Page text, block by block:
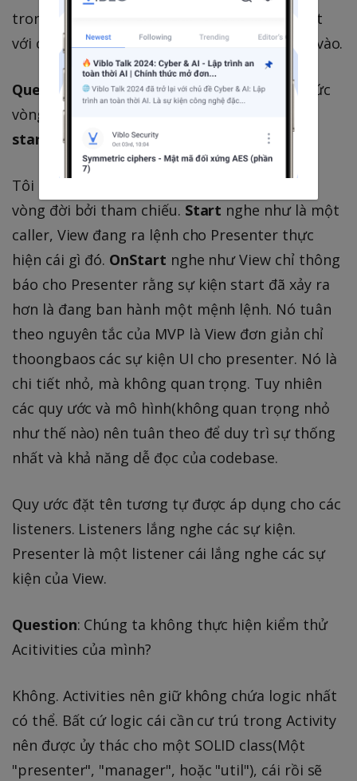
trong bài viết này. Đó là một chủ đề tách biệt
với chính nó cái mà rất nhiều người đã đụng vào.
Question
: Tại sao tiền tố của các phương thức
vòng đời là
start
thay choonStart
Tôi chọn quy ước đặt tên đó cho các sự kiện
vòng đời bởi tham chiếu. Start nghe như là một
caller, View đang ra lệnh cho Presenter thực
hiện cái gì đó. OnStart nghe như View chỉ thông
báo cho Presenter rằng sự kiện start đã xảy ra
hơn là đang ban hành một mệnh lệnh. Nó tuân
theo nguyên tắc của MVP là View đơn giản chỉ
thoongbaos các sự kiện UI cho presenter. Nó là
chi tiết nhỏ, mà không quan trọng. Tuy nhiên
các quy ước và mô hình(không quan trọng nhỏ
như thế nào) nên tuân theo để duy trì sự thống
nhất và khả năng dễ đọc của codebase.
Quy ước đặt tên tương tự được áp dụng cho các
listeners. Listeners lắng nghe các sự kiện.
Presenter là một listener cái lắng nghe các sự
kiện của View.
Question: Chúng ta không thực hiện kiểm thử
Acitivities của mình?
Không. Activities nên giữ không chứa logic nhất
có thể. Bất cứ logic cái cần cư trú trong Activity
nên được ủy thác cho một SOLID class(Một
"presenter", "manager", hoặc "util"), cái rồi sẽ